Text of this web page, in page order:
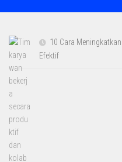
10 Cara
Efektif